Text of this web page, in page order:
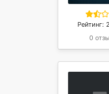
Рейтинг:
0